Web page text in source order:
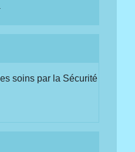
soins par la Sécurité